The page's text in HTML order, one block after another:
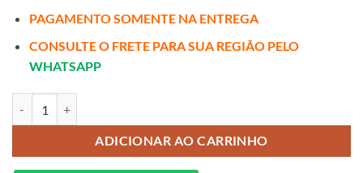
PAGAMENTO SOMENTE NA ENTREGA
CONSULTE O FRETE PARA SUA REGIÃO PELO
WHATSAPP
ADICIONAR AO CARRINHO